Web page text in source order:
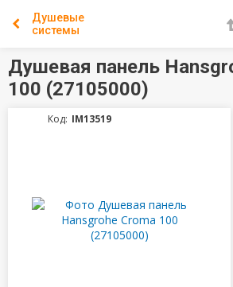
Душевые
системы
Душевая панель
100 (27105000)
Код: IM13519